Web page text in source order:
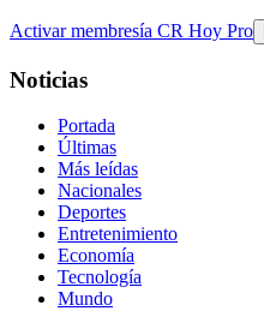
Activar membresía CR Hoy Pro
Noticias
Portada
Últimas
Más leídas
Nacionales
Deportes
Entretenimiento
Economía
Tecnología
Mundo